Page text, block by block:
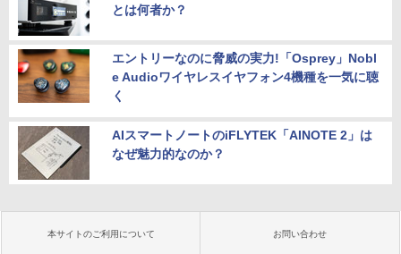
とは何者か？
エントリーなのに脅威の実力!「Osprey」Nobl
e Audioワイヤレスイヤフォン4機種を一気に聴
く
AIスマートノートのiFLYTEK「AINOTE 2」は
なぜ魅力的なのか？
本サイトのご利用について お問い合わせ